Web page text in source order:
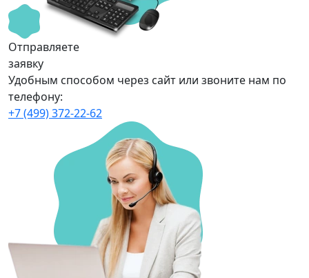
Отправляете
заявку
Удобным способом через сайт или звоните нам по
телефону:
+7 (499) 372-22-62